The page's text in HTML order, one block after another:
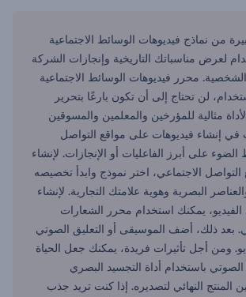
من نماذج فيديوهات الوسائط الاجتماعية
لعرض مناسباتك التاريخية وإنجازات الشركة
محرر فيديوهات الوسائط الاجتماعية
لن تحتاج إلى أن تكون بارعًا بتحرير
مثالية للمؤرخين والمعلمين والمسوقين
إنشاء فيديوهات على مواقع التواصل
الضوء على أبرز الفاعليات أو الإنجازات. لإنشاء
الاجتماعي، اختر نموذج وابدأ تخصيصه
البصرية وهوية علامتك التجارية. لإنشاء
يمكنك استخدام محرر الشعارات
بعد ذلك، أضف الموسيقى أو التعليق الصوتي
ومن أجل تأثيرات فريدة، يمكنك جعل الحياة
باستخدام أداة التجسيد البصري
المنتج النهائي لتصديره. إذا كنت تريد جذب